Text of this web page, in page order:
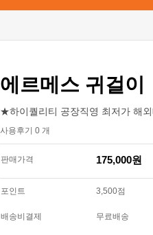
에르메스 귀걸이
★하이퀄리티 공장직영 최저가 해
사용후기 0 개
판매가격 175,000원
포인트 3,500점
배송비결제 무료배송